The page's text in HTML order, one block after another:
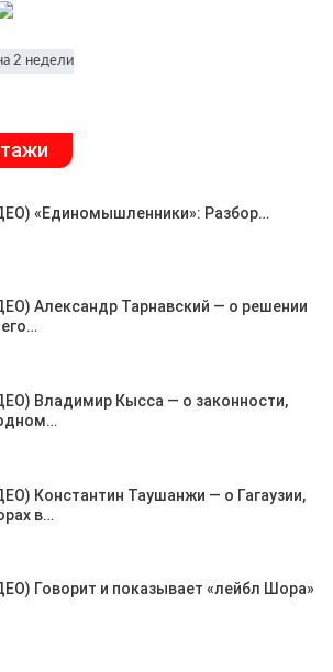
«Единомышленники»: Разбор…
Александр Тарнавский — о решении
Владимир Кысса — о законности,
Константин Таушанжи — о Гагаузии,
в…
Говорит и показывает «лейбл Шора»